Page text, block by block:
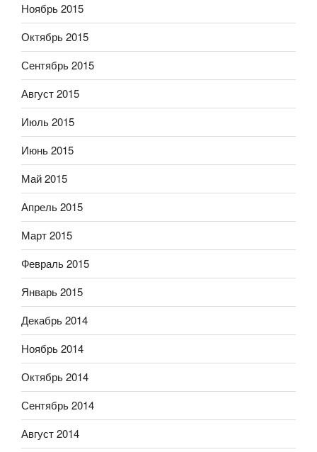
Ноябрь 2015
Октябрь 2015
Сентябрь 2015
Август 2015
Июль 2015
Июнь 2015
Май 2015
Апрель 2015
Март 2015
Февраль 2015
Январь 2015
Декабрь 2014
Ноябрь 2014
Октябрь 2014
Сентябрь 2014
Август 2014